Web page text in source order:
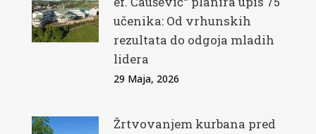
učenika: Od vrhunskih
rezultata do odgoja mladih
lidera
29 Maja, 2026
Žrtvovanjem kurbana pred